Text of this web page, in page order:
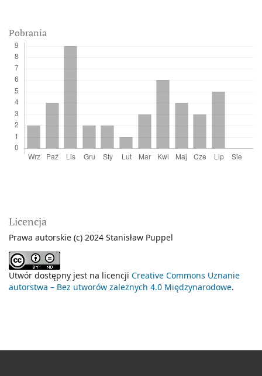
Pobrania
Licencja
Prawa autorskie (c) 2024 Stanisław Puppel
Utwór dostępny jest na licencji Creative Commons Uznanie
autorstwa – Bez utworów zależnych 4.0 Międzynarodowe.